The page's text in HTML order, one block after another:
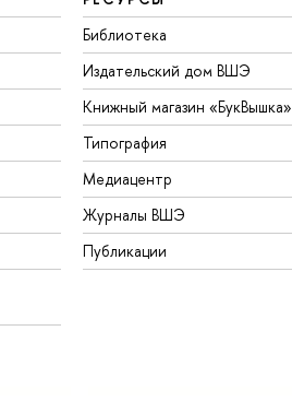
Библиотека
Издательский дом ВШЭ
Книжный магазин «БукВышка»
Типография
Медиацентр
Журналы ВШЭ
Публикации